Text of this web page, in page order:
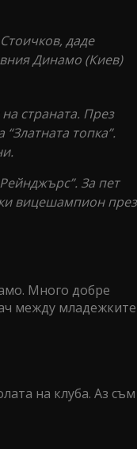
даде
Динамо (Киев)
страната. През
топка”.
За пет
вицешампион през
Много добре
между младежките
на клуба. Аз съм